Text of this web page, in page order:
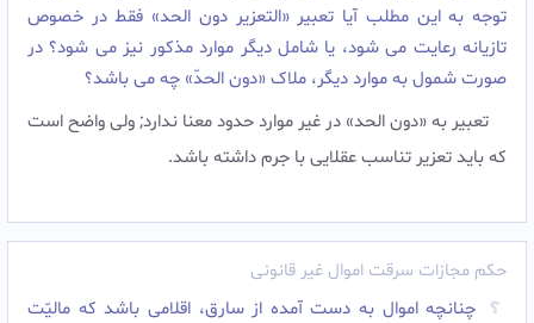
توجه به این مطلب آیا تعبیر «التعزیر دون الحد» فقط در خصوص
تازیانه رعایت مى شود، یا شامل دیگر موارد مذکور نیز مى شود؟ در
صورت شمول به موارد دیگر، ملاک «دون الحدّ» چه مى باشد؟
تعبیر به «دون الحد» در غیر موارد حدود معنا ندارد; ولى واضح است
که باید تعزیر تناسب عقلایى با جرم داشته باشد.‌
حکم مجازات سرقت اموال غیر قانونی
چنانچه اموال به دست آمده از سارق، اقلامى باشد که مالیّت